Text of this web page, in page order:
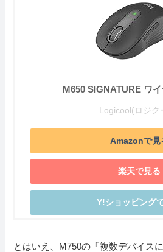
M650 SIGNATURE ワ
Logicool(ロジク
Amazonで見
楽天で見る
Y!ショッピング
とはいえ、M750の「複数デバイス